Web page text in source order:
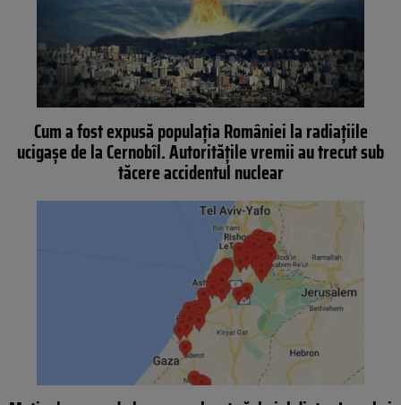
Cum a fost expusă populația României la radiațiile
ucigașe de la Cernobîl. Autoritățile vremii au trecut sub
tăcere accidentul nuclear